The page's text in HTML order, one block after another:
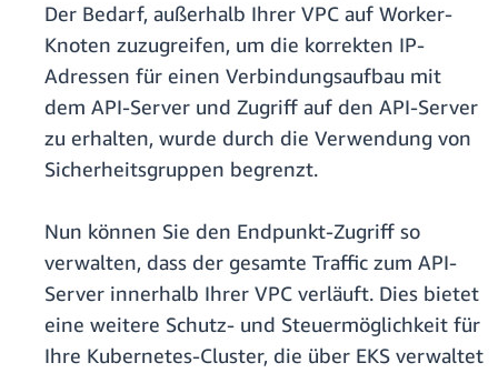
Der Bedarf, außerhalb Ihrer VPC auf Worker-
Knoten zuzugreifen, um die korrekten IP-
Adressen für einen Verbindungsaufbau mit
dem API-Server und Zugriff auf den API-Server
zu erhalten, wurde durch die Verwendung von
Sicherheitsgruppen begrenzt.
Nun können Sie den Endpunkt-Zugriff so
verwalten, dass der gesamte Traffic zum API-
Server innerhalb Ihrer VPC verläuft. Dies bietet
eine weitere Schutz- und Steuermöglichkeit für
Ihre Kubernetes-Cluster, die über EKS verwaltet